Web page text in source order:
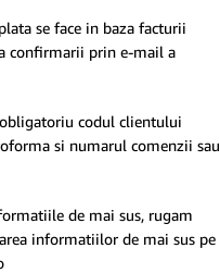
se face in baza facturii
confirmarii prin e-mail a
codul clientului
si numarul comenzii sau
de mai sus, rugam
informatiilor de mai sus pe